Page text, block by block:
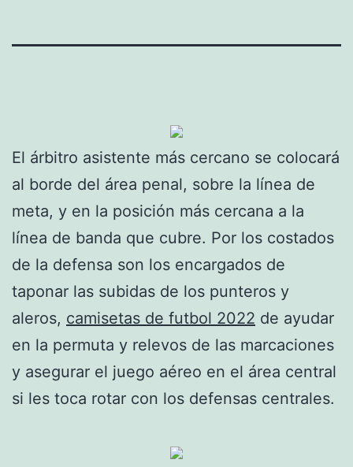
El árbitro asistente más cercano se colocará
al borde del área penal, sobre la línea de
meta, y en la posición más cercana a la
línea de banda que cubre. Por los costados
de la defensa son los encargados de
taponar las subidas de los punteros y
aleros, camisetas de futbol 2022 de ayudar
en la permuta y relevos de las marcaciones
y asegurar el juego aéreo en el área central
si les toca rotar con los defensas centrales.